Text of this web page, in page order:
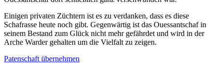
Einigen privaten Züchtern ist es zu verdanken, dass es diese
Schafrasse heute noch gibt. Gegenwärtig ist das Ouessantschaf in
seinem Bestand zum Glück nicht mehr gefährdet und wird in der
Arche Warder gehalten um die Vielfalt zu zeigen.
Patenschaft übernehmen